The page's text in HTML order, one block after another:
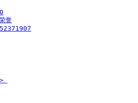
誉